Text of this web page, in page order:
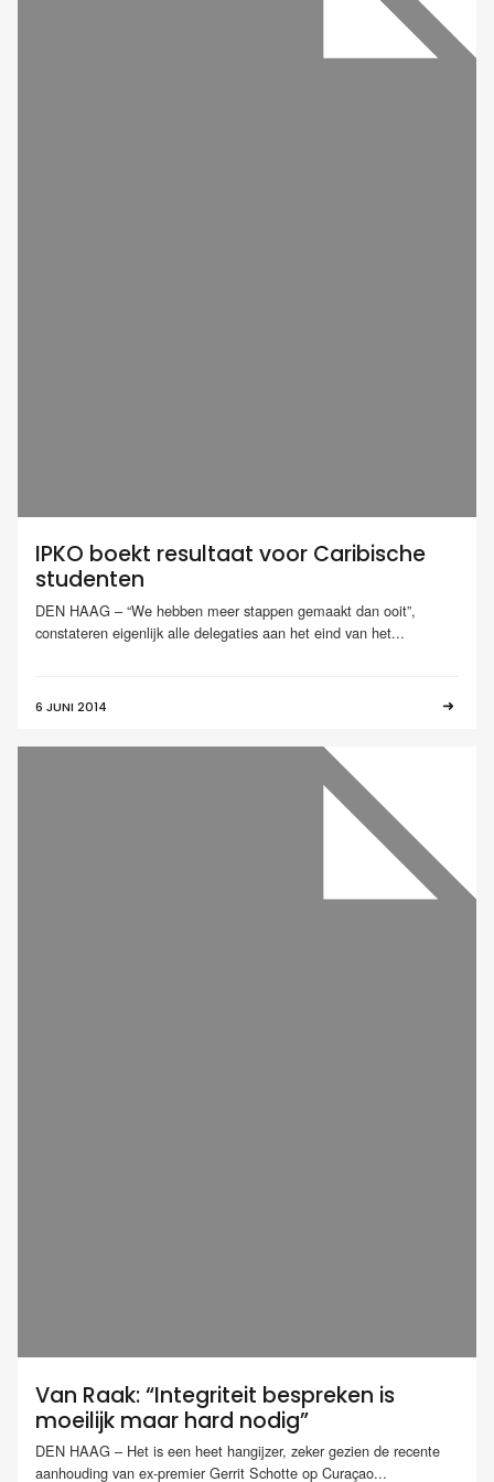
IPKO boekt resultaat voor Caribische
studenten
DEN HAAG – “We hebben meer stappen gemaakt dan ooit”,
constateren eigenlijk alle delegaties aan het eind van het...
6 JUNI 2014
Van Raak: “Integriteit bespreken is
moeilijk maar hard nodig”
DEN HAAG – Het is een heet hangijzer, zeker gezien de recente
aanhouding van ex-premier Gerrit Schotte op Curaçao...